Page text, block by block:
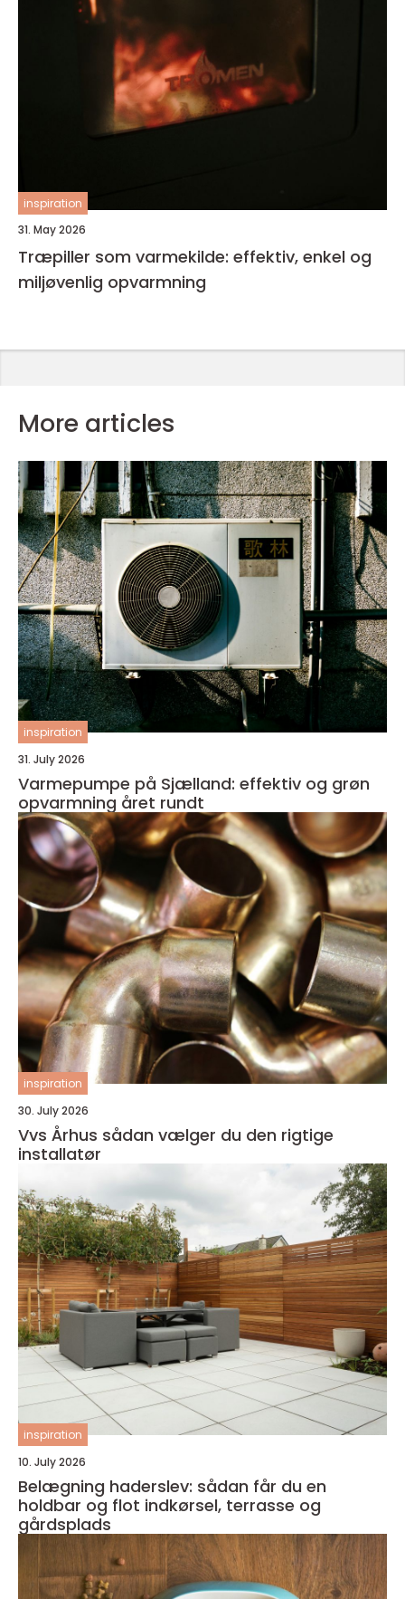
inspiration
31. May 2026
Træpiller som varmekilde: effektiv, enkel og
miljøvenlig opvarmning
More articles
inspiration
31. July 2026
Varmepumpe på Sjælland: effektiv og grøn
opvarmning året rundt
inspiration
30. July 2026
Vvs Århus sådan vælger du den rigtige
installatør
inspiration
10. July 2026
Belægning haderslev: sådan får du en
holdbar og flot indkørsel, terrasse og
gårdsplads